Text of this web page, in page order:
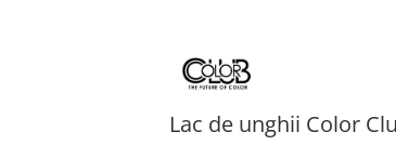
Lac de unghii Color